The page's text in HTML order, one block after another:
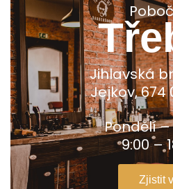
Jihlavská
Jejkov, 674
Pondělí –
9:00 –
Zjistit